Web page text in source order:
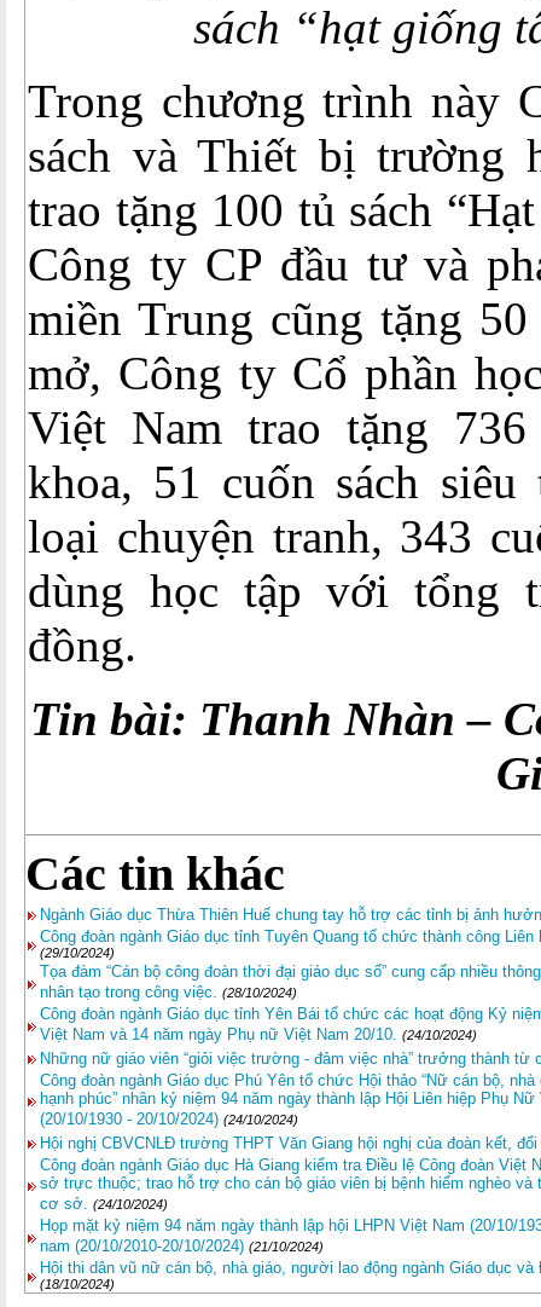
sách “hạt giống
Trong chương trình này
sách và Thiết bị trường
trao tặng 100 tủ sách
Công ty CP đầu tư và
miền Trung cũng tặng
mở, Công ty Cổ phần
Việt Nam trao tặng
khoa, 51 cuốn sách
loại chuyện tranh, 343
dùng học tập với tổng
đồng.
Tin bài: Thanh Nhàn –
Các tin khác
Ngành Giáo dục Thừa Thiên Huế chung tay hỗ trợ các tỉnh bị ảnh
Công đoàn ngành Giáo dục tỉnh Tuyên Quang tổ chức thành công Liên
(29/10/2024)
Tọa đàm “Cán bộ công đoàn thời đại giáo dục số” cung cấp nhiều
nhân tạo trong công việc. (28/10/2024)
Công đoàn ngành Giáo dục tỉnh Yên Bái tổ chức các hoạt động Kỷ
Việt Nam và 14 năm ngày Phụ nữ Việt Nam 20/10. (24/10/2024)
Những nữ giáo viên “giỏi việc trường - đảm việc nhà” trưởng thành
Công đoàn ngành Giáo dục Phú Yên tổ chức Hội thảo “Nữ cán bộ,
hạnh phúc” nhân kỷ niệm 94 năm ngày thành lập Hội Liên hiệp Phụ
(20/10/1930 - 20/10/2024) (24/10/2024)
Hội nghị CBVCNLĐ trường THPT Văn Giang hội nghị của đoàn kết,
Công đoàn ngành Giáo dục Hà Giang kiểm tra Điều lệ Công đoàn
sở trực thuộc; trao hỗ trợ cho cán bộ giáo viên bị bệnh hiểm nghèo
cơ sở. (24/10/2024)
Họp mặt kỷ niệm 94 năm ngày thành lập hội LHPN Việt Nam (20/10/
nam (20/10/2010-20/10/2024) (21/10/2024)
Hội thi dân vũ nữ cán bộ, nhà giáo, người lao động ngành Giáo dục
(18/10/2024)